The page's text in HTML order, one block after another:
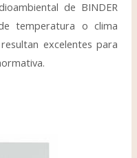
de BINDER
temperatura o clima
excelentes para